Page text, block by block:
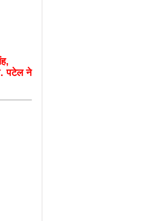
पटेल ने